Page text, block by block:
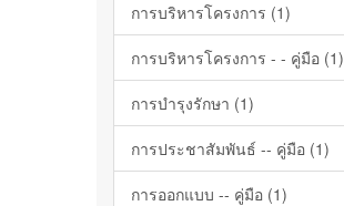
การบริหารโครงการ (1)
การบริหารโครงการ - - คู่มือ (1)
การบำรุงรักษา (1)
การประชาสัมพันธ์ -- คู่มือ (1)
การออกแบบ -- คู่มือ (1)